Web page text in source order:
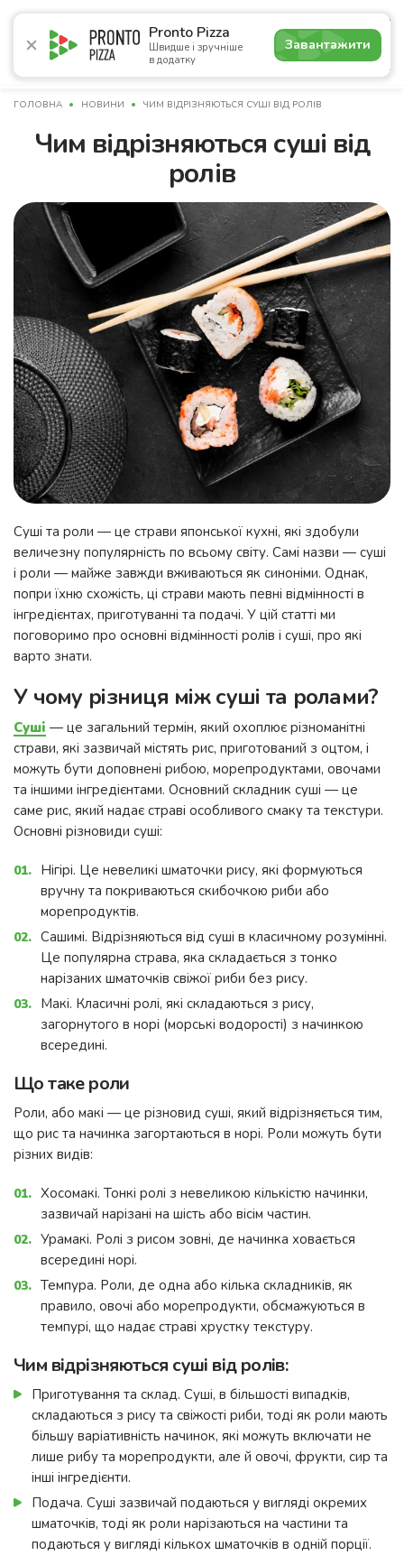
Pronto Pizza
Швидше і зручніше
в додатку
Завантажити
4.9
Акції Піца Суші Сети Сніданки
ГОЛОВНА НОВИНИ ЧИМ ВІДРІЗНЯЮТЬСЯ СУШІ ВІД РОЛІВ
Чим відрізняються суші від
ролів
Суші та роли — це страви японської кухні, які здобули
величезну популярність по всьому світу. Самі назви — суші
і роли — майже завжди вживаються як синоніми. Однак,
попри їхню схожість, ці страви мають певні відмінності в
інгредієнтах, приготуванні та подачі. У цій статті ми
поговоримо про основні відмінності ролів і суші, про які
варто знати.
У чому різниця між суші та ролами?
Суші — це загальний термін, який охоплює різноманітні
страви, які зазвичай містять рис, приготований з оцтом, і
можуть бути доповнені рибою, морепродуктами, овочами
та іншими інгредієнтами. Основний складник суші — це
саме рис, який надає страві особливого смаку та текстури.
Основні різновиди суші:
Нігірі. Це невеликі шматочки рису, які формуються
вручну та покриваються скибочкою риби або
морепродуктів.
Сашимі. Відрізняються від суші в класичному розумінні.
Це популярна страва, яка складається з тонко
нарізаних шматочків свіжої риби без рису.
Макі. Класичні ролі, які складаються з рису,
загорнутого в норі (морські водорості) з начинкою
всередині.
Що таке роли
Роли, або макі — це різновид суші, який відрізняється тим,
що рис та начинка загортаються в норі. Роли можуть бути
різних видів:
Хосомакі. Тонкі ролі з невеликою кількістю начинки,
зазвичай нарізані на шість або вісім частин.
Урамакі. Ролі з рисом зовні, де начинка ховається
всередині норі.
Темпура. Роли, де одна або кілька складників, як
правило, овочі або морепродукти, обсмажуються в
темпурі, що надає страві хрустку текстуру.
Чим відрізняються суші від ролів:
Приготування та склад. Суші, в більшості випадків,
складаються з рису та свіжості риби, тоді як роли мають
більшу варіативність начинок, які можуть включати не
лише рибу та морепродукти, але й овочі, фрукти, сир та
інші інгредієнти.
Подача. Суші зазвичай подаються у вигляді окремих
шматочків, тоді як роли нарізаються на частини та
подаються у вигляді кількох шматочків в одній порції.